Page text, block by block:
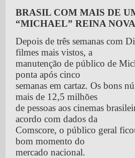
BRASIL COM MAIS DE
“MICHAEL” REINA
Depois de três semanas com
filmes mais vistos, a
manutenção de público de
ponta após cinco
semanas em cartaz. Os bons
mais de 12,5 milhões
de pessoas aos cinemas
acordo com dados da
Comscore, o público geral
bom momento do
mercado nacional.